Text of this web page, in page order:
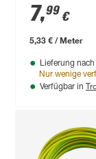
7,99 €
5,33 € / Meter
Lieferung
Nur wenige
Verfügbar in